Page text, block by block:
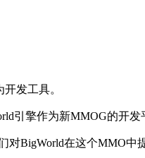
发工具。
引擎作为新MMOG的开发
对BigWorld在这个MMO